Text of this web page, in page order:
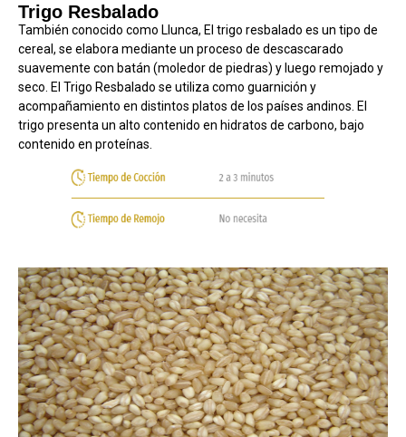
Trigo Resbalado
También conocido como Llunca, El trigo resbalado es un tipo de
cereal, se elabora mediante un proceso de descascarado
suavemente con batán (moledor de piedras) y luego remojado y
seco. El Trigo Resbalado se utiliza como guarnición y
acompañamiento en distintos platos de los países andinos. El
trigo presenta un alto contenido en hidratos de carbono, bajo
contenido en proteínas.